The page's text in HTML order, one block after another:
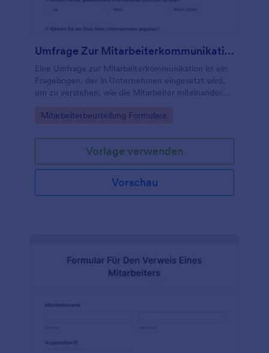
Umfrage Zur Mitarbeiterkommunikation
Eine Umfrage zur Mitarbeiterkommunikation ist ein
Fragebogen, der in Unternehmen eingesetzt wird,
um zu verstehen, wie die Mitarbeiter miteinander
Go to Category:
Mitarbeiterbeurteilung Formulare
Vorlage verwenden
Vorschau